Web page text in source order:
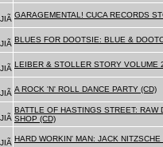
GARAGEMENTAL! CUCA RECORDS
BLUES FOR DOOTSIE: BLUE &
LEIBER & STOLLER STORY VOLUME
A ROCK 'N' ROLL DANCE PARTY (CD)
BATTLE OF HASTINGS STREET:
SHOP (CD)
HARD WORKIN' MAN: JACK